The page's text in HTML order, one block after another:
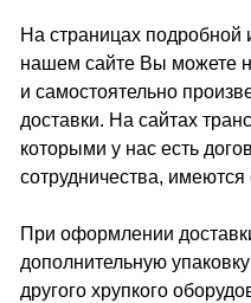
На страницах
нашем сайте Вы можете
и самостоятельно
доставки. На сайтах
которыми у нас есть
сотрудничества,
При оформлении
дополнительную
другого хрупкого